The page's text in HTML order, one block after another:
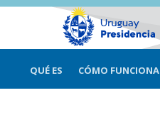
QUÉ ES CÓMO FUNCIONA